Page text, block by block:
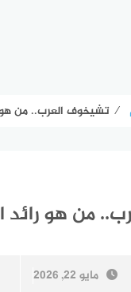
⁄ تشيخوف العرب.. من هو
من هو رائد
مايو 22, 2026